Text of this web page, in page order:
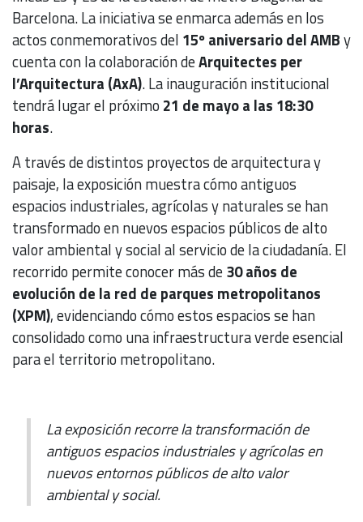
Barcelona. La iniciativa se enmarca además en los
actos conmemorativos del 15º aniversario del AMBy
cuenta con la colaboración deArquitectes per
l’Arquitectura (AxA). La inauguración institucional
tendrá lugar el próximo 21 de mayo a las 18:30
horas.
A través de distintos proyectos de arquitectura y
paisaje, la exposición muestra cómo antiguos
espacios industriales, agrícolas y naturales se han
transformado en nuevos espacios públicos de alto
valor ambiental y social al servicio de la ciudadanía. El
recorrido permite conocer más de30 años de
evolución de la red de parques metropolitanos
(XPM), evidenciando cómo estos espacios se han
consolidado como una infraestructura verde esencial
para el territorio metropolitano.
La exposición recorre la transformación de
antiguos espacios industriales y agrícolas en
nuevos entornos públicos de alto valor
ambiental y social.